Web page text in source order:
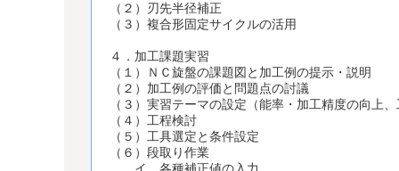
（２）刃先半径補正
（３）複合形固定サイクルの活用
４．加工課題実習
（１）ＮＣ旋盤の課題図と加工例の提示・説明
（２）加工例の評価と問題点の討議
（３）実習テーマの設定（能率・加工精度の向上、
（４）工程検討
（５）工具選定と条件設定
（６）段取り作業